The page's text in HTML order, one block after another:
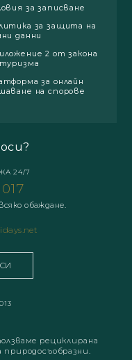
за записване
за защита на
данни
2 от закона
за онлайн
на спорове
24/7
обаждане.
рециклирана